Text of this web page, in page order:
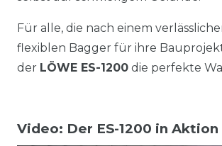
Für alle, die nach einem
flexiblen Bagger für ihre
der LÖWE ES-1200 die perfekte
Video: Der ES-1200 in Aktion